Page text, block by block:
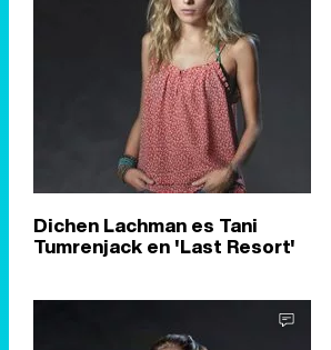
Dichen Lachman es Tani
Tumrenjack en 'Last Resort'